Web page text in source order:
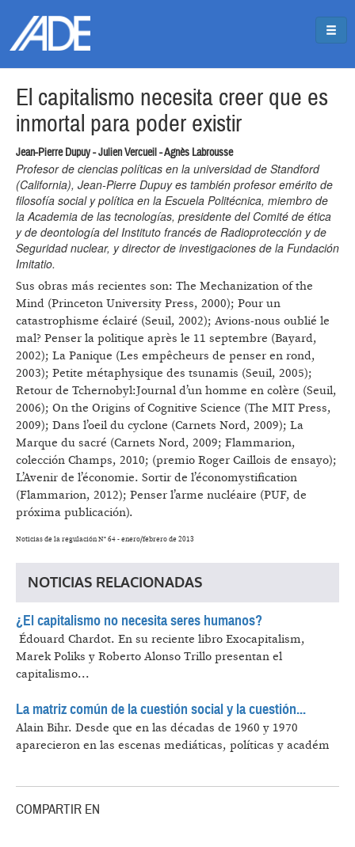
El capitalismo necesita creer que es
inmortal para poder existir
Jean-Pierre Dupuy - Julien Vercueil - Agnès Labrousse
Profesor de ciencias políticas en la universidad de Standford
(California), Jean-Pierre Dupuy es también profesor emérito de
filosofía social y política en la Escuela Politécnica, miembro de
la Academia de las tecnologías, presidente del Comité de ética
y de deontología del Instituto francés de Radioprotección y de
Seguridad nuclear, y director de investigaciones de la Fundación
Imitatio.
Sus obras más recientes son: The Mechanization of the
Mind (Princeton University Press, 2000); Pour un
catastrophisme éclairé (Seuil, 2002); Avions-nous oublié le
mal? Penser la politique après le 11 septembre (Bayard,
2002); La Panique (Les empêcheurs de penser en rond,
2003); Petite métaphysique des tsunamis (Seuil, 2005);
Retour de Tchernobyl:Journal d’un homme en colère (Seuil,
2006); On the Origins of Cognitive Science (The MIT Press,
2009); Dans l’oeil du cyclone (Carnets Nord, 2009); La
Marque du sacré (Carnets Nord, 2009; Flammarion,
colección Champs, 2010; (premio Roger Caillois de ensayo);
L’Avenir de l’économie. Sortir de l’économystification
(Flammarion, 2012); Penser l’arme nucléaire (PUF, de
próxima publicación).
Noticias de la regulación N° 64 - enero/febrero de 2013
NOTICIAS RELACIONADAS
¿El capitalismo no necesita seres humanos?
​ Édouard Chardot. En su reciente libro Exocapitalism,
Marek Poliks y Roberto Alonso Trillo presentan el
capitalismo...
La matriz común de la cuestión social y la cuestión...
Alain Bihr. Desde que en las décadas de 1960 y 1970
aparecieron en las escenas mediáticas, políticas y académ
COMPARTIR EN